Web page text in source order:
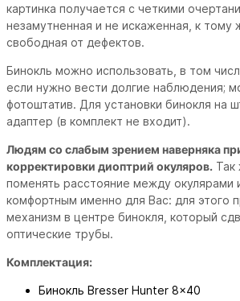
картинка получается с четкими
незамутненная и не искаженная, к
свободная от дефектов.
Бинокль можно использовать, в том
если нужно вести долгие наблюдения;
фотоштатив. Для установки бинокля на
адаптер (в комплект не входит).
Людям со слабым зрением наверняка
корректировки диоптрий окуляров.
поменять расстояние между окулярами
комфортным именно для Вас: для этого
механизм в центре бинокля, который
оптические трубы.
Комплектация:
Бинокль Bresser Hunter 8x40